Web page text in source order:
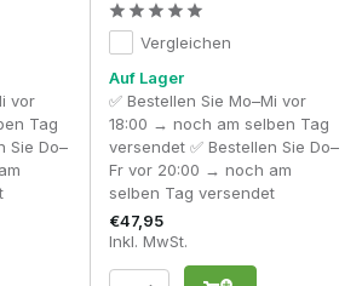
die mehrere
bietet eine Double-Pistol-
um zwei Pistolen sicher und
ohne dass sich die
beschädigen können.
ist die Helikon-Tex Double Pistol
Doppelpistolen-Taschen eine Trennwand
Tex auf eine durchdachte
liegen einander gegenüber und
Befestigungsgurten fixiert.
vor
Tag
Sie Do–
Vergleichen
Auf Lager
✅ Bestellen Sie Mo–Mi vor
18:00 → noch am selben Tag
versendet ✅ Bestellen Sie Do–
Fr vor 20:00 → noch am
selben Tag versendet
€47,95
Inkl. MwSt.